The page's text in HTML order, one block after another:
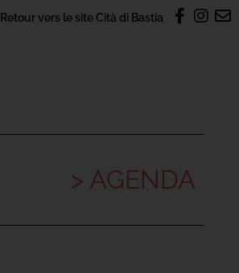
Retour vers le site Cità di Bastia
> AGENDA